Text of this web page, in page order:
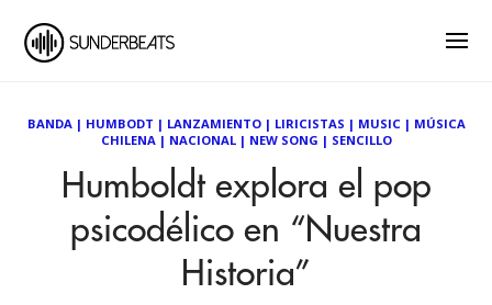
BANDA| HUMBODT | LANZAMIENTO| LIRICISTAS | MUSIC| MÚSICA
CHILENA| NACIONAL| NEW SONG | SENCILLO
Humboldt explora el pop
psicodélico en “Nuestra
Historia”